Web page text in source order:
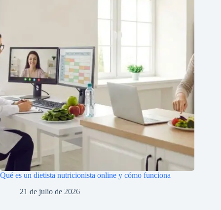
Qué es un dietista nutricionista online y cómo funciona
21 de julio de 2026